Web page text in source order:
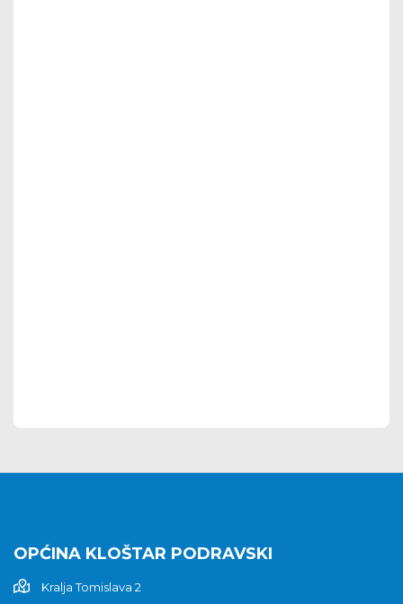
OPĆINA KLOŠTAR PODRAVSKI
Kralja Tomislava 2